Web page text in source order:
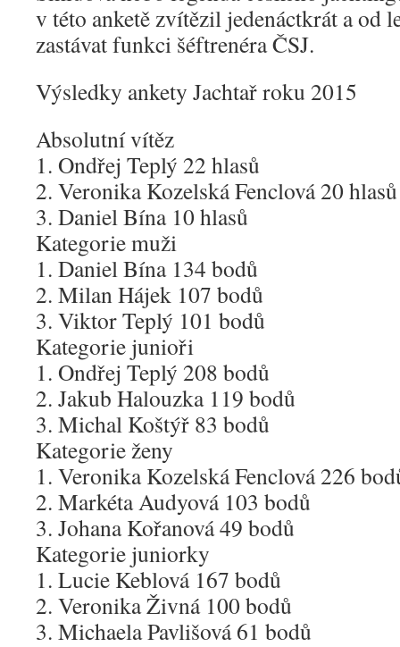
v této anketě zvítězil jedenáctkrát a od
zastávat funkci šéftrenéra ČSJ.
Výsledky ankety Jachtař roku 2015
Absolutní vítěz
1. Ondřej Teplý 22 hlasů
2. Veronika Kozelská Fenclová 20 hlasů
3. Daniel Bína 10 hlasů
Kategorie muži
1. Daniel Bína 134 bodů
2. Milan Hájek 107 bodů
3. Viktor Teplý 101 bodů
Kategorie junioři
1. Ondřej Teplý 208 bodů
2. Jakub Halouzka 119 bodů
3. Michal Koštýř 83 bodů
Kategorie ženy
1. Veronika Kozelská Fenclová 226
2. Markéta Audyová 103 bodů
3. Johana Kořanová 49 bodů
Kategorie juniorky
1. Lucie Keblová 167 bodů
2. Veronika Živná 100 bodů
3. Michaela Pavlišová 61 bodů